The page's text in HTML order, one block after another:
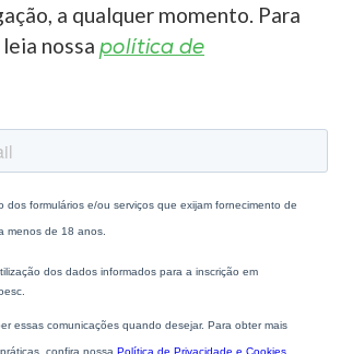
a qualquer momento. Para
nossa política de